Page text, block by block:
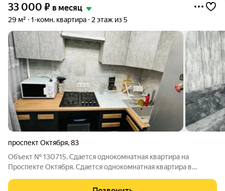
33 000 ₽ в месяц
29 м² 1-комн. квартира 2 этаж из 5
проспект Октября,83
Объект № 130715. Сдается однокомнатная квартира на
Проспекте Октября. Сдается однокомнатная квартира в
Выполнен хороший, качественный ремонт. Квартира